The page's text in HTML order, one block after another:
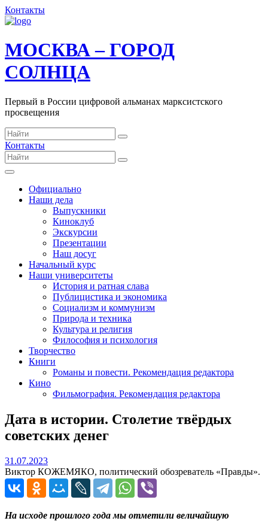
Контакты
МОСКВА – ГОРОД
СОЛНЦА
Первый в России цифровой альманах марксистского
просвещения
Контакты
Официально
Наши дела
Выпускники
Киноклуб
Экскурсии
Презентации
Наш досуг
Начальный курс
Наши университеты
История и ратная слава
Публицистика и экономика
Социализм и коммунизм
Природа и техника
Культура и религия
Философия и психология
Творчество
Книги
Романы и повести. Рекомендация редактора
Кино
Фильмография. Рекомендация редактора
Дата в истории. Столетие твёрдых
советских денег
31.07.202331.07.2023
Виктор КОЖЕМЯКО, политический обозреватель «Правды».
На исходе прошлого года мы отметили величайшую